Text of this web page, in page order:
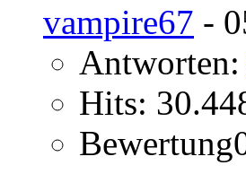
vampire67 -
Antworten:
Hits: